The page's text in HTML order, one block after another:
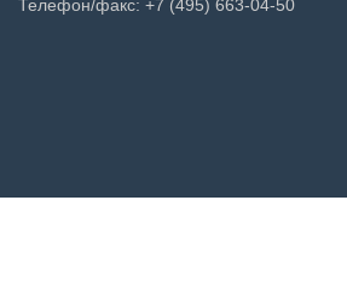
Телефон/факс: +7 (495) 663-04-50